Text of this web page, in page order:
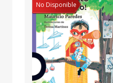
No Disponible